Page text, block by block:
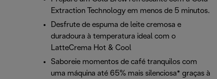
Extraction Technology em menos de 5 minutos.
Desfrute de espuma de leite cremosa e
duradoura à temperatura ideal com o
LatteCrema Hot & Cool
Saboreie momentos de café tranquilos com
uma máquina até 65% mais silenciosa* graças à